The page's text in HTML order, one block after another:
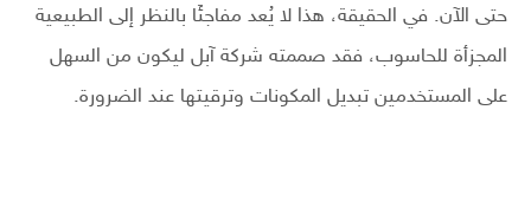
حتى الآن. في الحقيقة، هذا لا يُعد مفاجئَا بالنظر إلى الطبيعية
المجزأة للحاسوب، فقد صممته شركة آبل ليكون من السهل
على المستخدمين تبديل المكونات وترقيتها عند الضرورة.